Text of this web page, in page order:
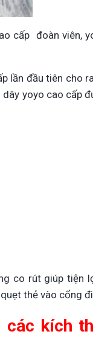
cấp đoàn viên,
lần đầu tiên cho
yoyo cao cấp
co rút giúp tiện
thẻ vào cổng
kích